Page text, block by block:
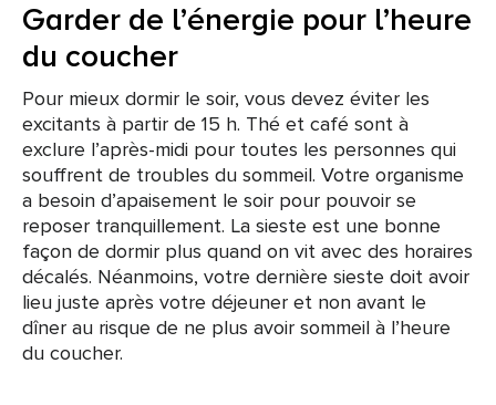
Garder de l’énergie pour l’heure
du coucher
Pour mieux dormir le soir, vous devez éviter les
excitants à partir de 15 h. Thé et café sont à
exclure l’après-midi pour toutes les personnes qui
souffrent de troubles du sommeil. Votre organisme
a besoin d’apaisement le soir pour pouvoir se
reposer tranquillement. La sieste est une bonne
façon de dormir plus quand on vit avec des horaires
décalés. Néanmoins, votre dernière sieste doit avoir
lieu juste après votre déjeuner et non avant le
dîner au risque de ne plus avoir sommeil à l’heure
du coucher.